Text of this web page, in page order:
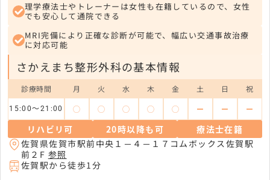
理学療法士やトレーナーは女性も在籍しているので、女性
でも安心して通院できる
MRI完備により正確な診断が可能で、幅広い交通事故治療
に対応可能
さかえまち整形外科の基本情報
診療時間 月 火 水 木 金 土 日 祝
15:00〜21:00 ◯ ◯ ◯ ◯ ◯ ー ー ー
リハビリ可 20時以降も可
療法士在籍
佐賀県佐賀市駅前中央１－４－１７コムボックス佐賀駅
前２F 参照
佐賀駅から徒歩1分